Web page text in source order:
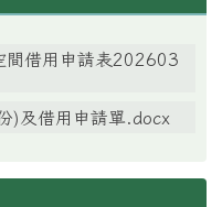
間借用申請表202603
)及借用申請單.docx